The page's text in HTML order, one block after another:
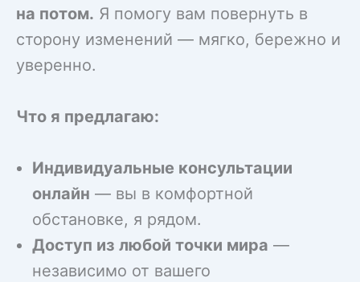
на потом. Я помогу вам повернуть в
сторону изменений — мягко, бережно и
уверенно.
Что я предлагаю:
Индивидуальные консультации
онлайн — вы в комфортной
обстановке, я рядом.
Доступ из любой точки мира —
независимо от вашего